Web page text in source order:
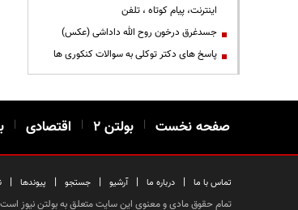
اینترنت، پیام کوتاه ، تلفن
جسدغرق درخون روح الله داداشی (عکس)
پاسخ های دکتر توکلی به سوالات کنکوری ها
صفحه نخست | بولتن ۲ | اقتصادی |
تماس با ما | درباره ما | آرشیو | جستجو | پیوندها |
تمام حقوق مادی و معنوی این سایت متعلق به بولتن نیوز است